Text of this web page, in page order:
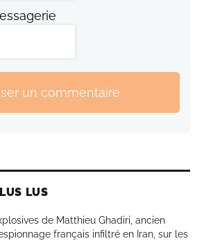
un commentaire
LUS
de Matthieu Ghadiri, ancien
français infiltré en Iran, sur les